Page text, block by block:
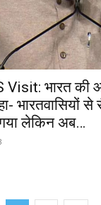
Visit: भारत की
भारतवासियों
लेकिन अब…